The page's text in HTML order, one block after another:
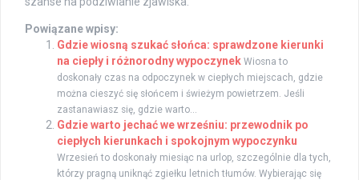
Powiązane wpisy:
Gdzie wiosną szukać słońca: sprawdzone kierunki
na ciepły i różnorodny wypoczynek Wiosna to
doskonały czas na odpoczynek w ciepłych miejscach, gdzie
można cieszyć się słońcem i świeżym powietrzem. Jeśli
zastanawiasz się, gdzie warto...
Gdzie warto jechać we wrześniu: przewodnik po
ciepłych kierunkach i spokojnym wypoczynku
Wrzesień to doskonały miesiąc na urlop, szczególnie dla tych,
którzy pragną uniknąć zgiełku letnich tłumów. Wybierając się